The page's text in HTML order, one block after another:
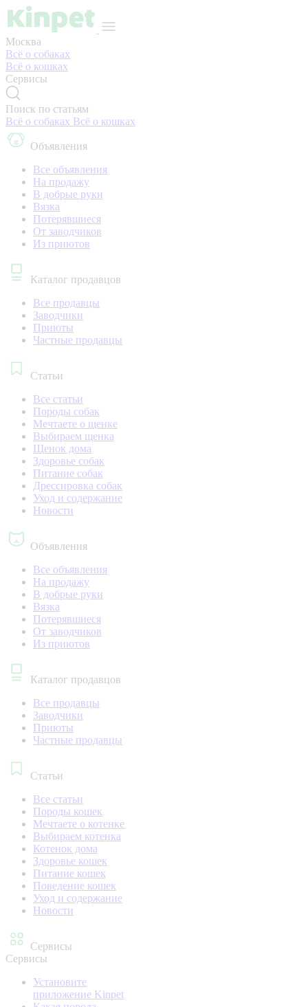
Москва
Всё о собаках
Всё о кошках
Сервисы
Поиск по статьям
Всё о собаках Всё о кошках
Объявления
Все объявления
На продажу
В добрые руки
Вязка
Потерявшиеся
От заводчиков
Из приютов
Каталог продавцов
Все продавцы
Заводчики
Приюты
Частные продавцы
Статьи
Все статьи
Породы собак
Мечтаете о щенке
Выбираем щенка
Щенок дома
Здоровье собак
Питание собак
Дрессировка собак
Уход и содержание
Новости
Объявления
Все объявления
На продажу
В добрые руки
Вязка
Потерявшиеся
От заводчиков
Из приютов
Каталог продавцов
Все продавцы
Заводчики
Приюты
Частные продавцы
Статьи
Все статьи
Породы кошек
Мечтаете о котенке
Выбираем котенка
Котенок дома
Здоровье кошек
Питание кошек
Поведение кошек
Уход и содержание
Новости
Сервисы
Сервисы
Установите
приложение Kinpet